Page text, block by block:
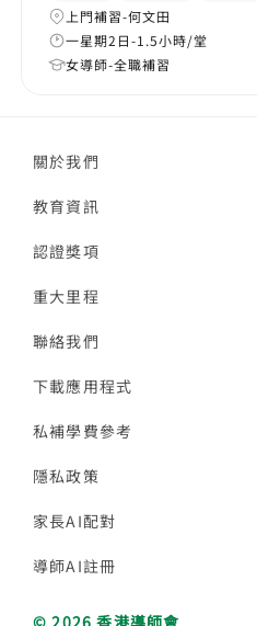
上門補習-何文田
一星期2日-1.5小時/堂
女導師-全職補習
關於我們
教育資訊
認證獎項
重大里程
聯絡我們
下載應用程式
私補學費參考
隱私政策
家長AI配對
導師AI註冊
© 2026 香港導師會